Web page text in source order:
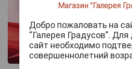
Магазин "Галерея
Добро пожаловать на
“Галерея Градусов”.
сайт необходимо
совершеннолетний